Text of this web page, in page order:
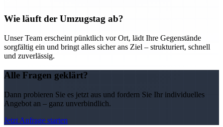
Wie läuft der Umzugstag ab?
Unser Team erscheint pünktlich vor Ort, lädt Ihre Gegenstände
sorgfältig ein und bringt alles sicher ans Ziel – strukturiert, schnell
und zuverlässig.
Alle Fragen geklärt?
Dann probieren Sie es jetzt aus und fordern Sie Ihr individuelles
Angebot an – ganz unverbindlich.
Jetzt Anfrage starten